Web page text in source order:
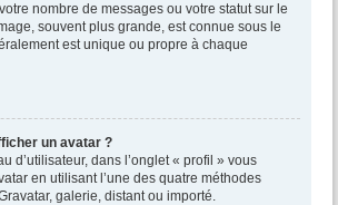
nombre de messages ou votre statut sur le
souvent plus grande, est connue sous le
est unique ou propre à chaque
un avatar ?
d’utilisateur, dans l’onglet « profil » vous
en utilisant l’une des quatre méthodes
galerie, distant ou importé.